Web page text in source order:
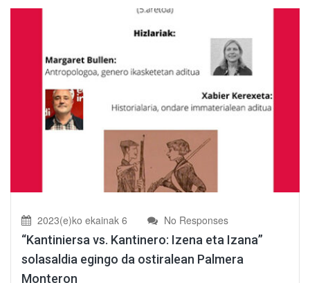
2023(e)ko ekainak 6 No Responses
“Kantiniersa vs. Kantinero: Izena eta Izana”
solasaldia egingo da ostiralean Palmera
Monteron